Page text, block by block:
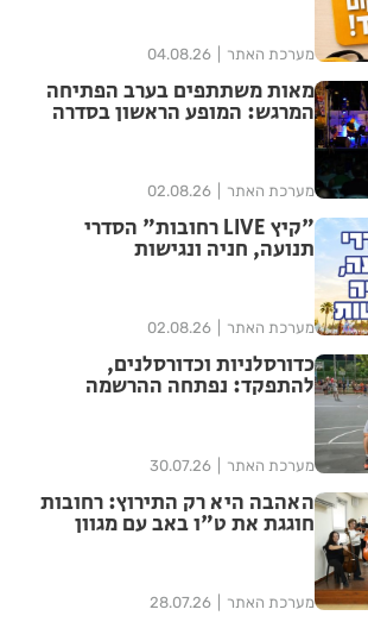
מערכת האתר 04.08.26
מאות משתתפים בערב הפתיחה
המרגש: המופע הראשון בסדרה
מערכת האתר 02.08.26
"קיץ LIVE רחובות" הסדרי
תנועה, חניה ונגישות
מערכת האתר 02.08.26
כדורסלניות וכדורסלנים,
להתפקד: נפתחה ההרשמה
מערכת האתר 30.07.26
האהבה היא רק התירוץ: רחובות
חוגגת את ט"ו באב עם מגוון
מערכת האתר 28.07.26